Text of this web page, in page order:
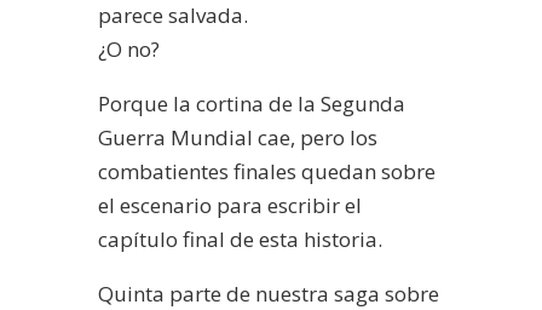
parece salvada.
¿O no?
Porque la cortina de la Segunda
Guerra Mundial cae, pero los
combatientes finales quedan sobre
el escenario para escribir el
capítulo final de esta historia.
Quinta parte de nuestra saga sobre